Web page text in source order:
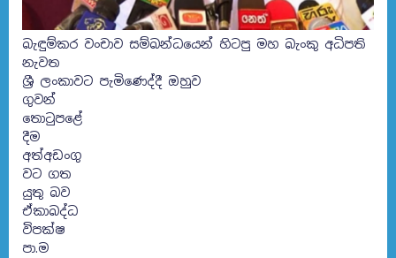
බැඳුම්කර වංචාව සම්බන්ධයෙන් හිටපු මහ බැංකු අධිපති
නැවත
ශ්‍රී ලංකාවට පැමිණෙද්දී ඔහුව
ගුවන්
තොටුපළේ
දීම
අත්අඩංගු
වට ගත
යුතු බව
ඒකාබද්ධ
විපක්ෂ
පා.ම